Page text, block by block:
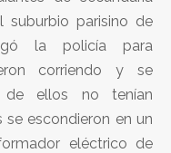
parisino de
la policía para
corriendo y se
de ellos no tenían
se escondieron en un
eléctrico de